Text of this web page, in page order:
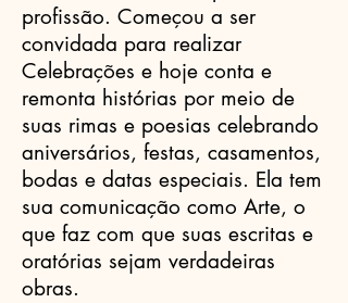
profissão. Começou a ser
convidada para realizar
Celebrações e hoje conta e
remonta histórias por meio de
suas rimas e poesias celebrando
aniversários, festas, casamentos,
bodas e datas especiais. Ela tem
sua comunicação como Arte, o
que faz com que suas escritas e
oratórias sejam verdadeiras
obras.